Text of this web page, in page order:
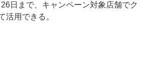
日まで、キャンペーン対象店舗でク
活用できる。